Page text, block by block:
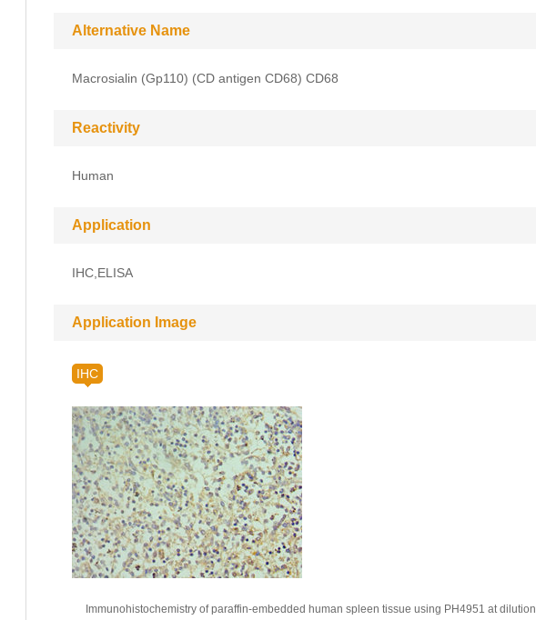
Alternative Name
Macrosialin (Gp110) (CD antigen CD68) CD68
Reactivity
Human
Application
IHC,ELISA
Application Image
IHC
Immunohistochemistry of paraffin-embedded human spleen tissue using PH4951 at